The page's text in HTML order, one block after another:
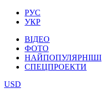
РУС
УКР
ВІДЕО
ФОТО
НАЙПОПУЛЯРНІШІ
СПЕЦПРОЕКТИ
USD